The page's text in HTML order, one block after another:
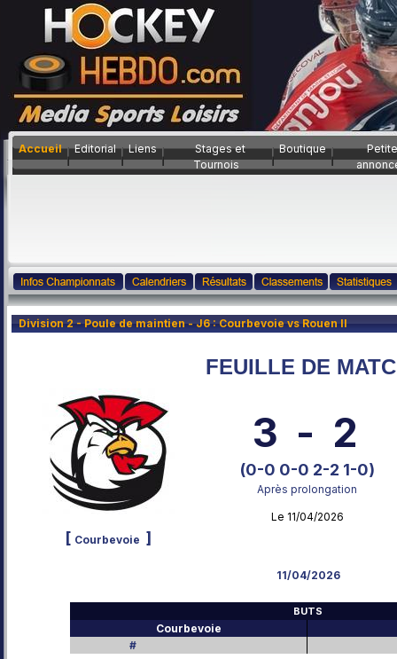
Accueil Editorial Liens
Stages et
Tournois
Boutique
Division 2 - Poule de maintien - J6 : Courbevoie vs Rouen II
FEUILLE DE
3 - 2
(0-0 0-0 2-2 1-0)
Après prolongation
Le 11/04/2026
[ Courbevoie ]
11/04/2026
BUTS
Courbevoie
#